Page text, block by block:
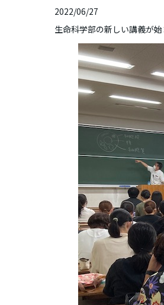
2022/06/27
生命科学部の新しい講義が